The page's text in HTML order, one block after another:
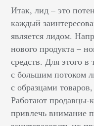
Итак, лид – это
каждый
является лидом.
нового продукта –
средств. Для этого
с большим потоком
с образцами
Работают продавцы-
привлечь внимание